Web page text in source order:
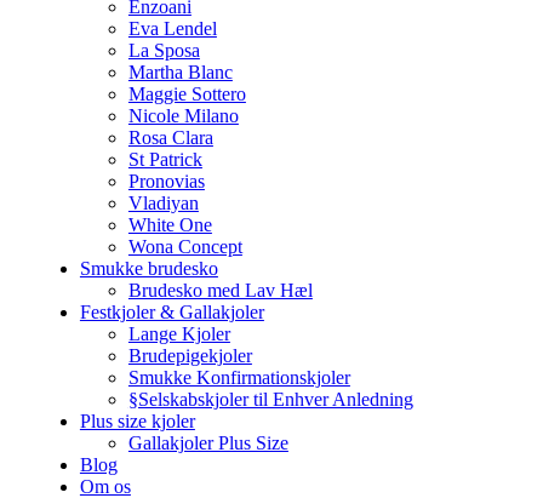
Enzoani
Eva Lendel
La Sposa
Martha Blanc
Maggie Sottero
Nicole Milano
Rosa Clara
St Patrick
Pronovias
Vladiyan
White One
Wona Concept
Smukke brudesko
Brudesko med Lav Hæl
Festkjoler & Gallakjoler
Lange Kjoler
Brudepigekjoler
Smukke Konfirmationskjoler
§Selskabskjoler til Enhver Anledning
Plus size kjoler
Gallakjoler Plus Size
Blog
Om os